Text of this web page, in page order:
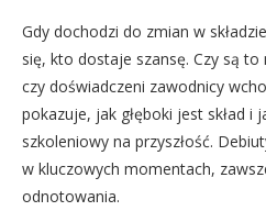
Gdy dochodzi do zmian w
się, kto dostaje szansę. Czy są to
czy doświadczeni zawodnicy
pokazuje, jak głęboki jest skład i
szkoleniowy na przyszłość.
w kluczowych momentach,
odnotowania.